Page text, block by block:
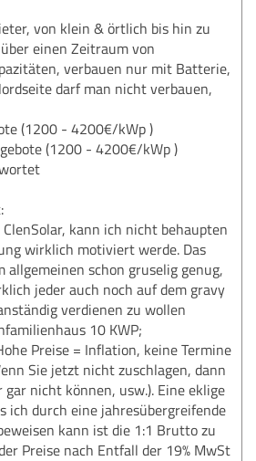
von klein & örtlich bis hin zu
einen Zeitraum von
verbauen nur mit Batterie,
darf man nicht verbauen,
(1200 - 4200€/kWp )
(1200 - 4200€/kWp )
kann ich nicht behaupten
wirklich motiviert werde. Das
allgemeinen schon gruselig genug,
jeder auch noch auf dem gravy
verdienen zu wollen
10 KWP;
Preise = Inflation, keine Termine
Sie jetzt nicht zuschlagen, dann
gar nicht können, usw.). Eine eklige
ich durch eine jahresübergreifende
kann ist die 1:1 Brutto zu
Preise nach Entfall der 19% MwSt